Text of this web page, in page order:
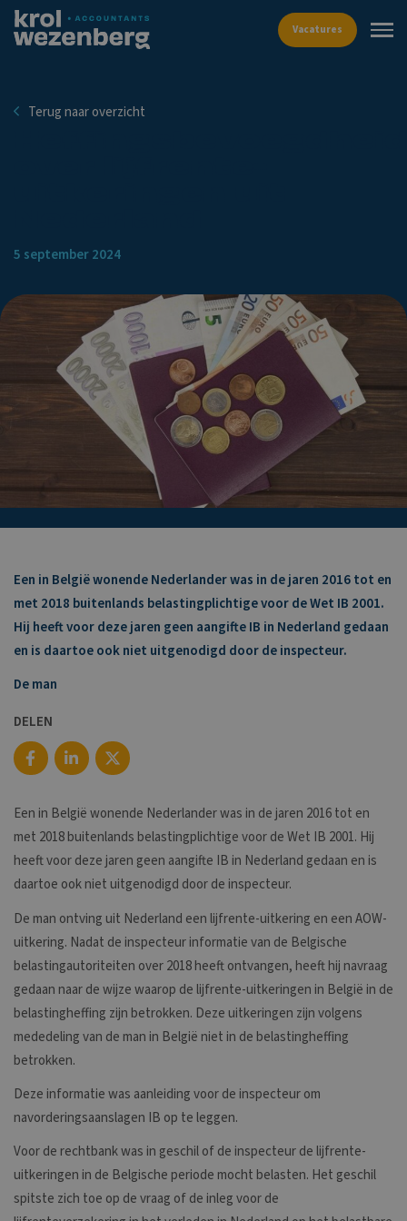
Terug naar overzicht
5 september 2024
Een in België wonende Nederlander was in de jaren 2016 tot en
met 2018 buitenlands belastingplichtige voor de Wet IB 2001.
Hij heeft voor deze jaren geen aangifte IB in Nederland gedaan
en is daartoe ook niet uitgenodigd door de inspecteur.
De man
DELEN
Een in België wonende Nederlander was in de jaren 2016 tot en
met 2018 buitenlands belastingplichtige voor de Wet IB 2001. Hij
heeft voor deze jaren geen aangifte IB in Nederland gedaan en is
daartoe ook niet uitgenodigd door de inspecteur.
De man ontving uit Nederland een lijfrente-uitkering en een AOW-
uitkering. Nadat de inspecteur informatie van de Belgische
belastingautoriteiten over 2018 heeft ontvangen, heeft hij navraag
gedaan naar de wijze waarop de lijfrente-uitkeringen in België in de
belastingheffing zijn betrokken. Deze uitkeringen zijn volgens
mededeling van de man in België niet in de belastingheffing
betrokken.
Deze informatie was aanleiding voor de inspecteur om
navorderingsaanslagen IB op te leggen.
Voor de rechtbank was in geschil of de inspecteur de lijfrente-
uitkeringen in de Belgische periode mocht belasten. Het geschil
spitste zich toe op de vraag of de inleg voor de